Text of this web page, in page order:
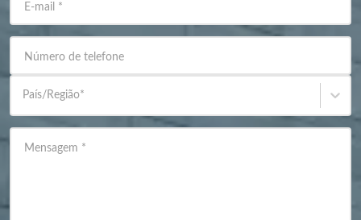
E-mail *
Número de telefone
País/Região*
Mensagem *